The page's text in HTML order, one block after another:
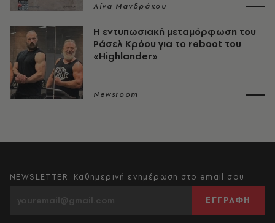
Λίνα Μανδράκου
Η εντυπωσιακή μεταμόρφωση του
Ράσελ Κρόου για το reboot του
«Highlander»
Newsroom
NEWSLETTER: Καθημερινή ενημέρωση στο email σου
ΕΓΓΡΑΦΗ